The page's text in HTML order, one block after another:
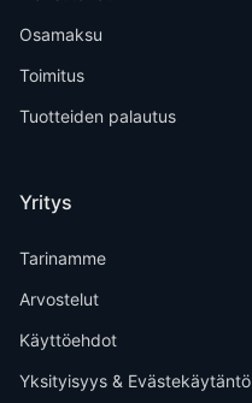
Osamaksu
Toimitus
Tuotteiden palautus
Yritys
Tarinamme
Arvostelut
Käyttöehdot
Yksityisyys & Evästekäytäntö